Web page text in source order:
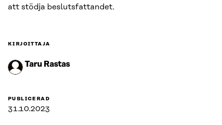
att stödja beslutsfattandet.
KIRJOITTAJA
Taru Rastas
PUBLICERAD
31.10.2023